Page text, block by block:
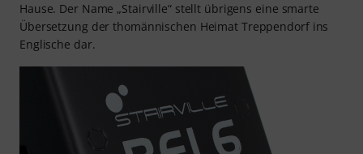
Hause. Der Name „Stairville“ stellt übrigens eine smarte
Übersetzung der thomännischen Heimat Treppendorf ins
Englische dar.